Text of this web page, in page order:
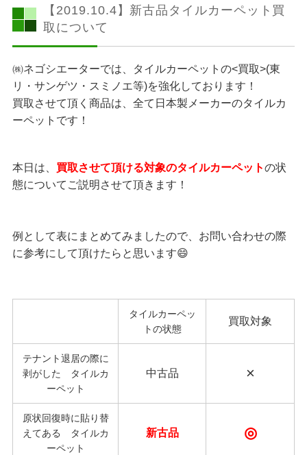
【2019.10.4】新古品タイルカーペット買
取について
㈱ネゴシエーターでは、タイルカーペットの<買取>(東
リ・サンゲツ・スミノエ等)を強化しております！
買取させて頂く商品は、全て日本製メーカーのタイルカ
ーペットです！
本日は、 買取させて頂ける対象のタイルカーペットの状
態についてご説明させて頂きます！
例として表にまとめてみましたので、お問い合わせの際
に参考にして頂けたらと思います😄
タイルカーペッ
トの状態
買取対象
テナント退居の際に
剥がした タイルカ
ーペット
中古品 ×
原状回復時に貼り替
えてある タイルカ
ーペット
新古品 ◎